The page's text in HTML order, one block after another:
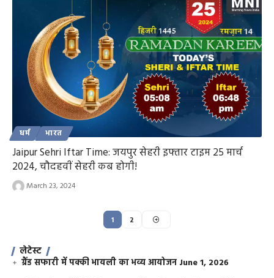
धर्म भारत
Jaipur Sehri Iftar Time: जयपुर सेहरी इफ्तार टाइम 25 मार्च
2024, चौदहवीं सेहरी कब होगी!
March 23, 2024
1 2
लेटेस्ट
ग्रैंड सफारी में पक्की भायली का भव्य आयोजन June 1, 2026